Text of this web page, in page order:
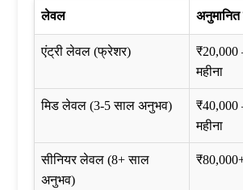
लेवल
एंट्री लेवल (फ्रेशर)
₹20,000
महीना
मिड लेवल (3-5 साल अनुभव)
₹40,000
महीना
सीनियर लेवल (8+ साल
अनुभव)